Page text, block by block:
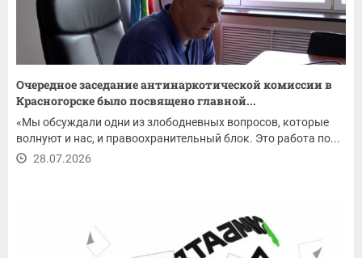
Очередное заседание антинаркотической комиссии в
Красногорске было посвящено главной...
«Мы обсуждали одни из злободневных вопросов, которые
волнуют и нас, и правоохранительный блок. Это работа по...
28.07.2026